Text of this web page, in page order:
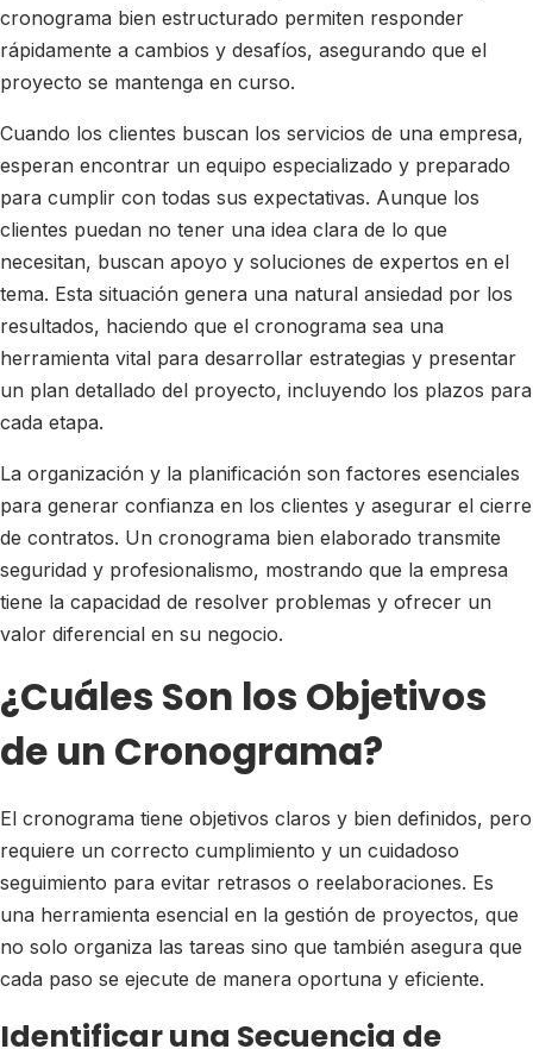
cronograma bien estructurado permiten responder
rápidamente a cambios y desafíos, asegurando que el
proyecto se mantenga en curso.
Cuando los clientes buscan los servicios de una empresa,
esperan encontrar un equipo especializado y preparado
para cumplir con todas sus expectativas. Aunque los
clientes puedan no tener una idea clara de lo que
necesitan, buscan apoyo y soluciones de expertos en el
tema. Esta situación genera una natural ansiedad por los
resultados, haciendo que el cronograma sea una
herramienta vital para desarrollar estrategias y presentar
un plan detallado del proyecto, incluyendo los plazos para
cada etapa.
La organización y la planificación son factores esenciales
para generar confianza en los clientes y asegurar el cierre
de contratos. Un cronograma bien elaborado transmite
seguridad y profesionalismo, mostrando que la empresa
tiene la capacidad de resolver problemas y ofrecer un
valor diferencial en su negocio.
¿Cuáles Son los Objetivos
de un Cronograma?
El cronograma tiene objetivos claros y bien definidos, pero
requiere un correcto cumplimiento y un cuidadoso
seguimiento para evitar retrasos o reelaboraciones. Es
una herramienta esencial en la gestión de proyectos, que
no solo organiza las tareas sino que también asegura que
cada paso se ejecute de manera oportuna y eficiente.
Identificar una Secuencia de